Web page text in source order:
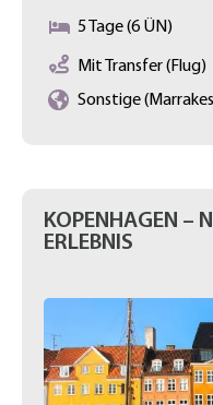
5 Tage (6 ÜN)
Mit Transfer (Flug)
Sonstige
KOPENHAGEN –
ERLEBNIS